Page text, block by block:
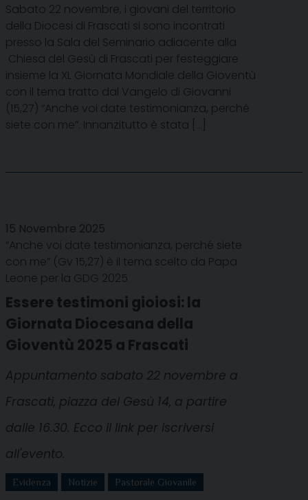
Sabato 22 novembre, i giovani del territorio
della Diocesi di Frascati si sono incontrati
presso la Sala del Seminario adiacente alla
Chiesa del Gesù di Frascati per festeggiare
insieme la XL Giornata Mondiale della Gioventù
con il tema tratto dal Vangelo di Giovanni
(15,27) “Anche voi date testimonianza, perché
siete con me”. Innanzitutto è stata […]
15 Novembre 2025
“Anche voi date testimonianza, perché siete
con me” (Gv 15,27) è il tema scelto da Papa
Leone per la GDG 2025
Essere testimoni gioiosi: la
Giornata Diocesana della
Gioventù 2025 a Frascati
Appuntamento sabato 22 novembre a
Frascati, piazza del Gesù 14, a partire
dalle 16.30. Ecco il link per iscriversi
all'evento.
Evidenza Notizie Pastorale Giovanile